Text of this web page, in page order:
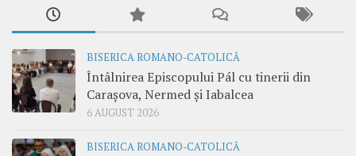
BISERICA ROMANO-CATOLICĂ
Întâlnirea Episcopului Pál cu tinerii din
Carașova, Nermed și Iabalcea
6 AUGUST 2026
BISERICA ROMANO-CATOLICĂ